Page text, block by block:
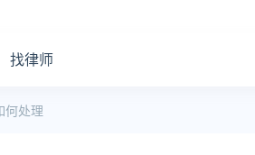
找律师
何处理